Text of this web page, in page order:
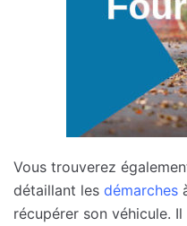
Vous trouverez
détaillant les démarches
récupérer son véhicule.